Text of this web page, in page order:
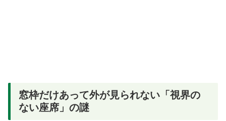
窓枠だけあって外が見られない「視界の
ない座席」の謎